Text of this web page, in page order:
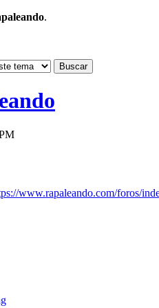
.
www.rapaleando.com/foros/